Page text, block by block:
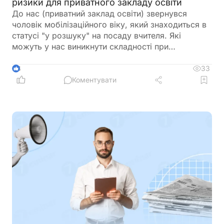
ризики для приватного закладу освіти
До нас (приватний заклад освіти) звернувся
чоловік мобілізаційного віку, який знаходиться в
статусі "у розшуку" на посаду вчителя. Які
можуть у нас виникнути складності при
4
33
Коментувати